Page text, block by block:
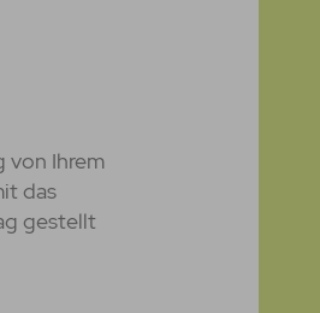
von Ihrem
das
gestellt